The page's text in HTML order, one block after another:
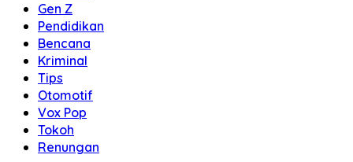
Gen Z
Pendidikan
Bencana
Kriminal
Tips
Otomotif
Vox Pop
Tokoh
Renungan